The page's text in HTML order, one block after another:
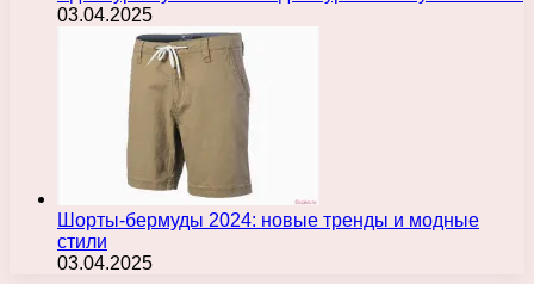
03.04.2025
Шорты-бермуды 2024: новые тренды и модные
стили
03.04.2025